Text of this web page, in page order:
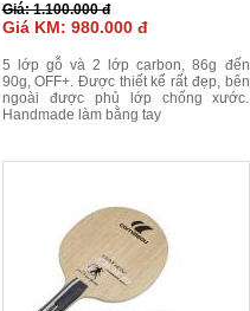
Giá: 1.100.000 đ
Giá KM: 980.000 đ
5 lớp gỗ và 2 lớp carbon, 86g đến
90g, OFF+. Được thiết kế rất đẹp, bên
ngoài được phủ lớp chống xước.
Handmade làm bằng tay